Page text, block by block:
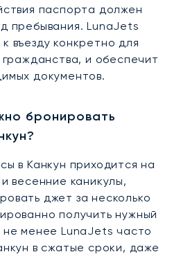
паспорта должен
пребывания. LunaJets
въезду конкретно для
и обеспечит
документов.
бронировать
в Канкун приходится на
весенние каникулы,
джет за несколько
получить нужный
менее LunaJets часто
в сжатые сроки, даже